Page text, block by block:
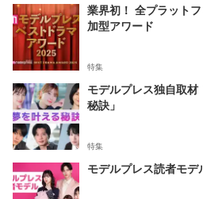
業界初！ 全プラット
加型アワード
特集
モデルプレス独自取
秘訣」
特集
モデルプレス読者モデ